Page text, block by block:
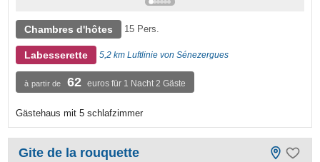
Chambres d'hôtes 15 Pers.
Labesserette 5,2 km Luftlinie von Sénezergues
à partir de 62 euros für 1 Nacht 2 Gäste
Gästehaus mit 5 schlafzimmer
Gite de la rouquette